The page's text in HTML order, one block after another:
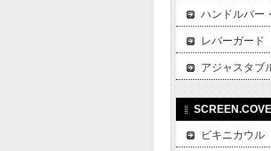
ハンドルバー
レバーガード
アジャスタブ
ビキニカウル